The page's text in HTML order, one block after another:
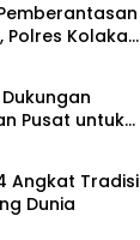
Polres Kolaka
Sabu-Sabu
Pusat untuk
Liangkobhori
Angkat Tradisi
Dunia